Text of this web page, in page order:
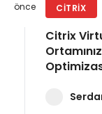
önce
CITRIX
Citrix